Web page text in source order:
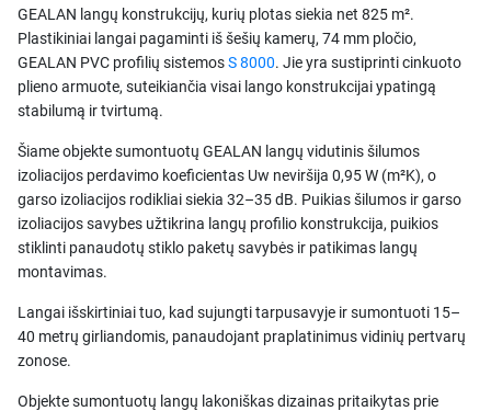
GEALAN langų konstrukcijų, kurių plotas siekia net 825 m².
Plastikiniai langai pagaminti iš šešių kamerų, 74 mm pločio,
GEALAN PVC profilių sistemosS 8000. Jie yra sustiprinti cinkuoto
plieno armuote, suteikiančia visai lango konstrukcijai ypatingą
stabilumą ir tvirtumą.
Šiame objekte sumontuotų GEALAN langų vidutinis šilumos
izoliacijos perdavimo koeficientas Uw neviršija 0,95 W (m²K), o
garso izoliacijos rodikliai siekia 32–35 dB. Puikias šilumos ir garso
izoliacijos savybes užtikrina langų profilio konstrukcija, puikios
stiklinti panaudotų stiklo paketų savybės ir patikimas langų
montavimas.
Langai išskirtiniai tuo, kad sujungti tarpusavyje ir sumontuoti 15–
40 metrų girliandomis, panaudojant praplatinimus vidinių pertvarų
zonose.
Objekte sumontuotų langų lakoniškas dizainas pritaikytas prie